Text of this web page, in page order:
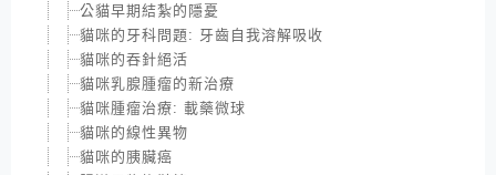
公貓早期結紮的隱憂
貓咪的牙科問題: 牙齒自我溶解吸收
貓咪的吞針絕活
貓咪乳腺腫瘤的新治療
貓咪腫瘤治療: 載藥微球
貓咪的線性異物
貓咪的胰臟癌